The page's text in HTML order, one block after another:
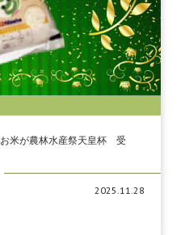
米が農林水産祭天皇杯 受
2025.11.28